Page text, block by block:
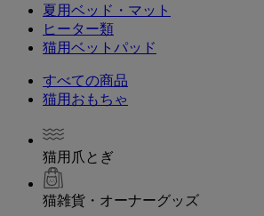
夏用ベッド・マット
ヒーター類
猫用ベットパッド
すべての商品
猫用おもちゃ
猫用爪とぎ
猫雑貨・オーナーグッズ